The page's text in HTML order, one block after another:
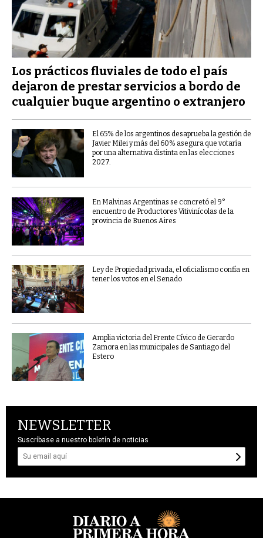
Los prácticos fluviales de todo el país
dejaron de prestar servicios a bordo de
cualquier buque argentino o extranjero
El 65% de los argentinos desaprueba la gestión de
Javier Milei y más del 60% asegura que votaría
por una alternativa distinta en las elecciones
2027.
En Malvinas Argentinas se concretó el 9°
encuentro de Productores Vitivinícolas de la
provincia de Buenos Aires
Ley de Propiedad privada, el oficialismo confía en
tener los votos en el Senado
Amplia victoria del Frente Cívico de Gerardo
Zamora en las municipales de Santiago del
Estero
NEWSLETTER
Suscríbase a nuestro boletín de noticias